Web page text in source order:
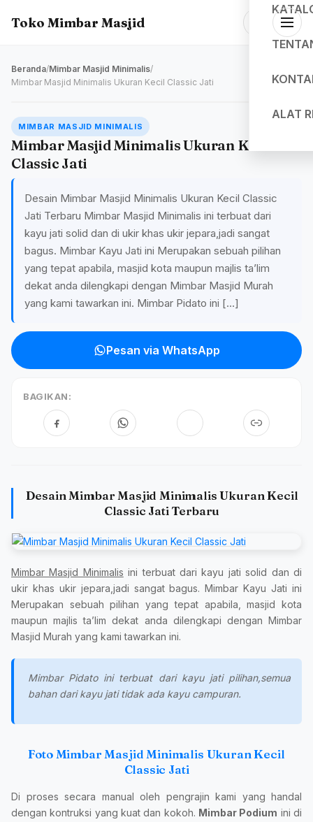
Toko Mimbar Masjid
ALAT
Beranda/Mimbar Masjid Minimalis/
Mimbar Masjid Minimalis Ukuran Kecil Classic Jati
MIMBAR MASJID MINIMALIS
Mimbar Masjid Minimalis Ukuran Kecil
Classic Jati
Desain Mimbar Masjid Minimalis Ukuran Kecil Classic
Jati Terbaru Mimbar Masjid Minimalis ini terbuat dari
kayu jati solid dan di ukir khas ukir jepara,jadi sangat
bagus. Mimbar Kayu Jati ini Merupakan sebuah pilihan
yang tepat apabila, masjid kota maupun majlis ta’lim
dekat anda dilengkapi dengan Mimbar Masjid Murah
yang kami tawarkan ini. Mimbar Pidato ini […]
Pesan via WhatsApp
BAGIKAN:
Desain Mimbar Masjid Minimalis Ukuran Kecil
Classic Jati Terbaru
Mimbar Masjid Minimalis ini terbuat dari kayu jati solid dan di
ukir khas ukir jepara,jadi sangat bagus. Mimbar Kayu Jati ini
Merupakan sebuah pilihan yang tepat apabila, masjid kota
maupun majlis ta’lim dekat anda dilengkapi dengan Mimbar
Masjid Murah yang kami tawarkan ini.
Mimbar Pidato ini terbuat dari kayu jati pilihan,semua
bahan dari kayu jati tidak ada kayu campuran.
Foto Mimbar Masjid Minimalis Ukuran Kecil
Classic Jati
Di proses secara manual oleh pengrajin kami yang handal
dengan kontruksi yang kuat dan kokoh. Mimbar Podium ini di